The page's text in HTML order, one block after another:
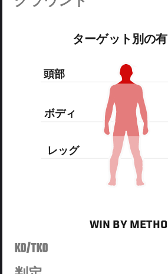
ターゲット別の有
頭部
ボディ
レッグ
WIN BY
KO/TKO